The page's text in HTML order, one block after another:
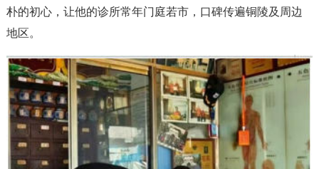
朴的初心，让他的诊所常年门庭若市，口碑传遍铜陵及周边
地区。